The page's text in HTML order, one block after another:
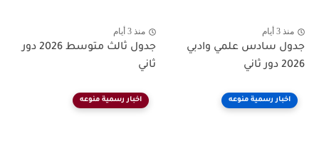
منذ 3 أيام
جدول سادس علمي وادبي
2026 دور ثاني
منذ 3 أيام
جدول ثالث متوسط 2026 دور
ثاني
اخبار رسمية منوعه اخبار رسمية منوعه